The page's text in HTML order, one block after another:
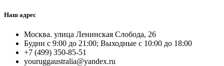
Наш адрес
Москва. улица Ленинская Слобода, 26
Будни с 9:00 до 21:00; Выходные с 10:00 до 18:00
+7 (499) 350-85-51
youruggaustralia@yandex.ru